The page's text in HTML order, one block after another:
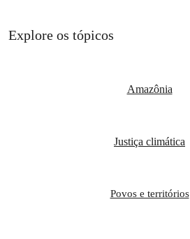
Explore os tópicos
Amazônia
Justiça climática
Povos e territórios